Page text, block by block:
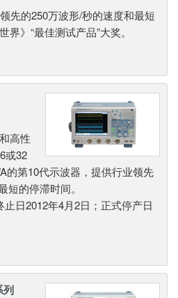
先的250万波形/秒的速度和最短
》“最佳测试产品”大奖。
高性
或32
的第10代示波器，提供行业领先
短的停滞时间。
日2012年4月2日；正式停产日
列